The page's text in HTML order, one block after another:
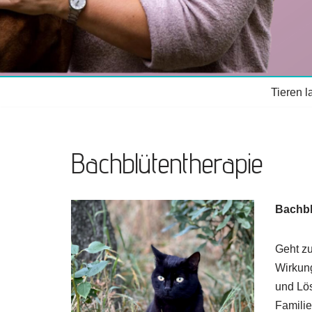
Tieren
Bachblütentherapie
Geht
und